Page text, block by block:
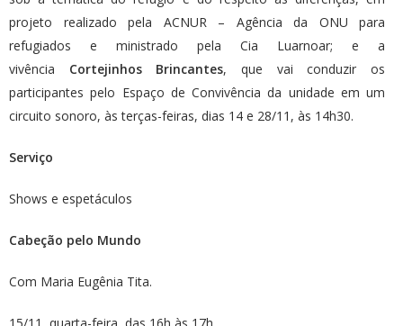
projeto realizado pela ACNUR – Agência da ONU para
refugiados e ministrado pela Cia Luarnoar; e a
vivência Cortejinhos Brincantes, que vai conduzir os
participantes pelo Espaço de Convivência da unidade em um
circuito sonoro, às terças-feiras, dias 14 e 28/11, às 14h30.
Serviço
Shows e espetáculos
Cabeção pelo Mundo
Com Maria Eugênia Tita.
15/11, quarta-feira, das 16h às 17h